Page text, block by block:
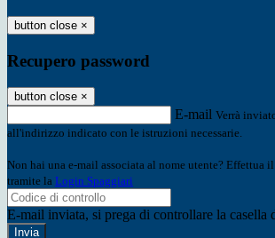
button close ×
Recupero password
button close ×
E-mail Verrà
all'indirizzo indicato con le istruzioni necessarie.
Non hai una e-mail associata al nome utente? Effettua
tramite la Login Spaggiari
E-mail inviata, si prega di controllare la casella